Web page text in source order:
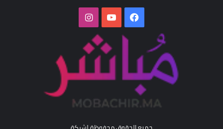
فيسبوك‫YouTubeانستقرام